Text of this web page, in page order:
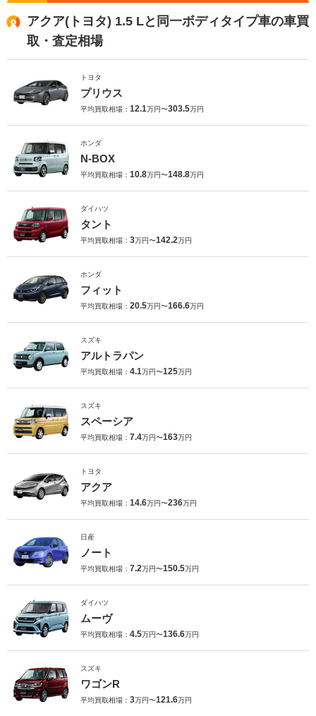
アクア(トヨタ) 1.5 Lと同一ボディタイプ車の車買
取・査定相場
トヨタ
プリウス
平均買取相場： 12.1万円〜303.5万円
ホンダ
N-BOX
平均買取相場： 10.8万円〜148.8万円
ダイハツ
タント
平均買取相場： 3万円〜142.2万円
ホンダ
フィット
平均買取相場： 20.5万円〜166.6万円
スズキ
アルトラパン
平均買取相場： 4.1万円〜125万円
スズキ
スペーシア
平均買取相場： 7.4万円〜163万円
トヨタ
アクア
平均買取相場： 14.6万円〜236万円
日産
ノート
平均買取相場： 7.2万円〜150.5万円
ダイハツ
ムーヴ
平均買取相場： 4.5万円〜136.6万円
スズキ
ワゴンR
平均買取相場： 3万円〜121.6万円